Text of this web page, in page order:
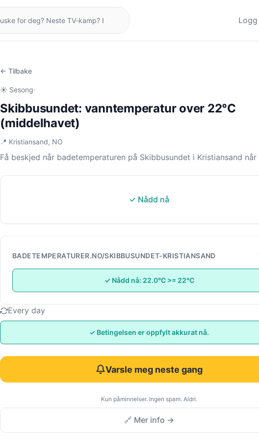
← Tilbake
☀️ Sesong·
Skibbusundet: vanntemperatur over 22°C
(middelhavet)
📍 Kristiansand, NO
Få beskjed når badetemperaturen på Skibbusundet i Kristiansand når
✓ Nådd nå
BADETEMPERATURER.NO/SKIBBUSUNDET-KRISTIANSAND
✓ Nådd nå: 22.0°C >= 22°C
Every day
✓ Betingelsen er oppfylt akkurat nå.
Varsle meg neste gang
Kun påminnelser. Ingen spam. Aldri.
🔗 Mer info →